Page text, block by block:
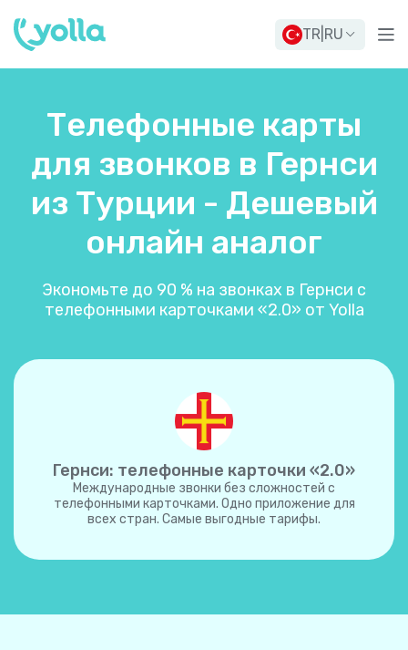
TR RU
Телефонные карты
для звонков в Гернси
из Турции - Дешевый
онлайн аналог
Экономьте до 90 % на звонках в Гернси с
телефонными карточками «2.0» от Yolla
Гернси: телефонные карточки «2.0»
Международные звонки без сложностей с
телефонными карточками. Одно приложение для
всех стран. Самые выгодные тарифы.